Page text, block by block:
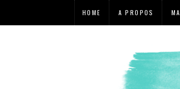
HOME A PROPOS